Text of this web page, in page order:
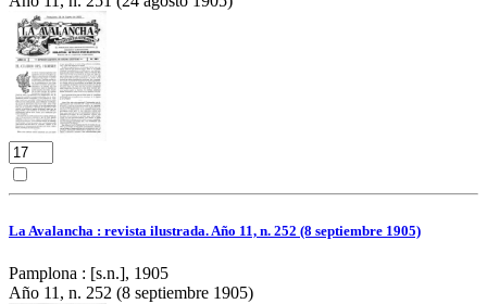
La Avalancha : revista ilustrada. Año 11, n. 252 (8 septiembre 1905)
Pamplona : [s.n.], 1905
Año 11, n. 252 (8 septiembre 1905)